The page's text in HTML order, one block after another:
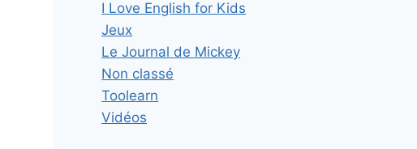
I Love English for Kids
Jeux
Le Journal de Mickey
Non classé
Toolearn
Vidéos